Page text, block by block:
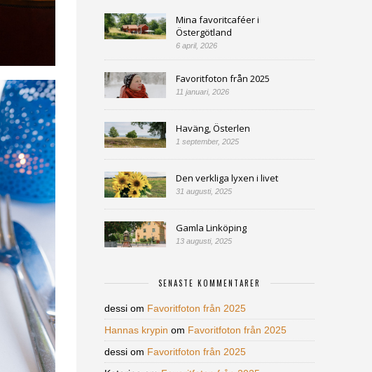
Mina favoritcaféer i
Östergötland
6 april, 2026
Favoritfoton från 2025
11 januari, 2026
Haväng, Österlen
1 september, 2025
Den verkliga lyxen i livet
31 augusti, 2025
Gamla Linköping
13 augusti, 2025
SENASTE KOMMENTARER
dessi om Favoritfoton från 2025
Hannas krypin om Favoritfoton från 2025
dessi om Favoritfoton från 2025